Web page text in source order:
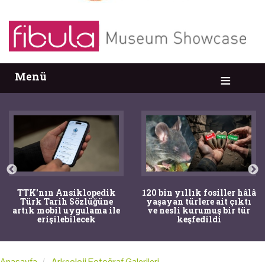
Menü
TTK'nın Ansiklopedik
Türk Tarih Sözlüğüne
artık mobil uygulama ile
erişilebilecek
120 bin yıllık fosiller hâlâ
yaşayan türlere ait çıktı
ve nesli kurumuş bir tür
keşfedildi